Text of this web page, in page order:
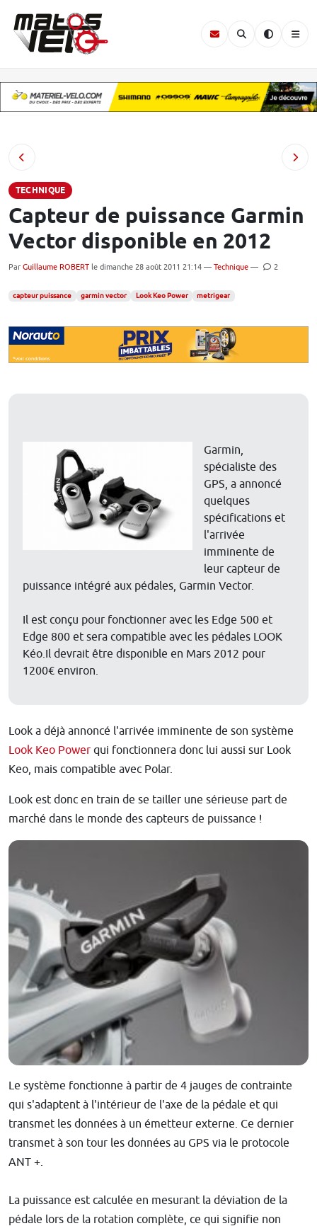
TECHNIQUE
Capteur de puissance Garmin
Vector disponible en 2012
Par Guillaume ROBERT le dimanche 28 août 2011 21:14 — Technique — 2
capteur puissance garmin vector Look Keo Power metrigear
Garmin,
spécialiste des
GPS, a annoncé
quelques
spécifications et
l'arrivée
imminente de
leur capteur de
puissance intégré aux pédales, Garmin Vector.
Il est conçu pour fonctionner avec les Edge 500 et
Edge 800 et sera compatible avec les pédales LOOK
Kéo.Il devrait être disponible en Mars 2012 pour
1200€ environ.
Look a déjà annoncé l'arrivée imminente de son système
Look Keo Power qui fonctionnera donc lui aussi sur Look
Keo, mais compatible avec Polar.
Look est donc en train de se tailler une sérieuse part de
marché dans le monde des capteurs de puissance !
Le système fonctionne à partir de 4 jauges de contrainte
qui s'adaptent à l'intérieur de l'axe de la pédale et qui
transmet les données à un émetteur externe. Ce dernier
transmet à son tour les données au GPS via le protocole
ANT +.
La puissance est calculée en mesurant la déviation de la
pédale lors de la rotation complète, ce qui signifie non